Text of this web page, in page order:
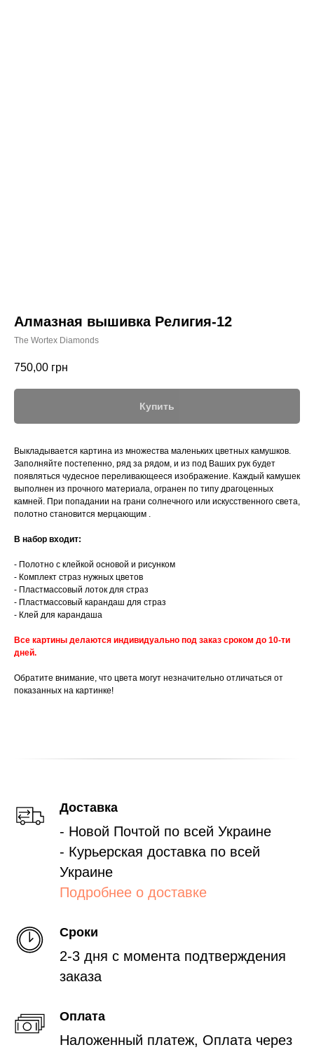
Алмазная вышивка Религия-12
The Wortex Diamonds
750,00 грн
Купить
Выкладывается картина из множества маленьких цветных камушков.
Заполняйте постепенно, ряд за рядом, и из под Ваших рук будет
появляться чудесное переливающееся изображение. Каждый камушек
выполнен из прочного материала, огранен по типу драгоценных
камней. При попадании на грани солнечного или искусственного света,
полотно становится мерцающим .
В набор входит:
- Полотно с клейкой основой и рисунком
- Комплект страз нужных цветов
- Пластмассовый лоток для страз
- Пластмассовый карандаш для страз
- Клей для карандаша
Все картины делаются индивидуально под заказ сроком до 10-ти
дней.
Обратите внимание, что цвета могут незначительно отличаться от
показанных на картинке!
Доставка
- Новой Почтой по всей Украине
- Курьерская доставка по всей
Украине
Подробнее о доставке
Сроки
2-3 дня с момента подтверждения
заказа
Оплата
Наложенный платеж, Оплата через